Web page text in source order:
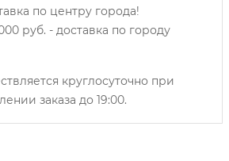
по центру города!
руб. - доставка по городу
круглосуточно при
заказа до 19:00.